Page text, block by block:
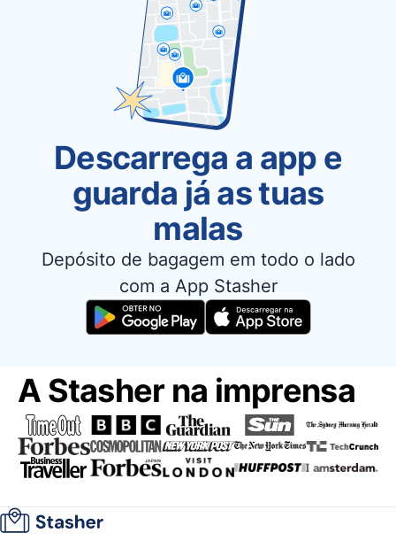
Descarrega a app e
guarda já as tuas
malas
Depósito de bagagem em todo o lado
com a App Stasher
A Stasher na imprensa